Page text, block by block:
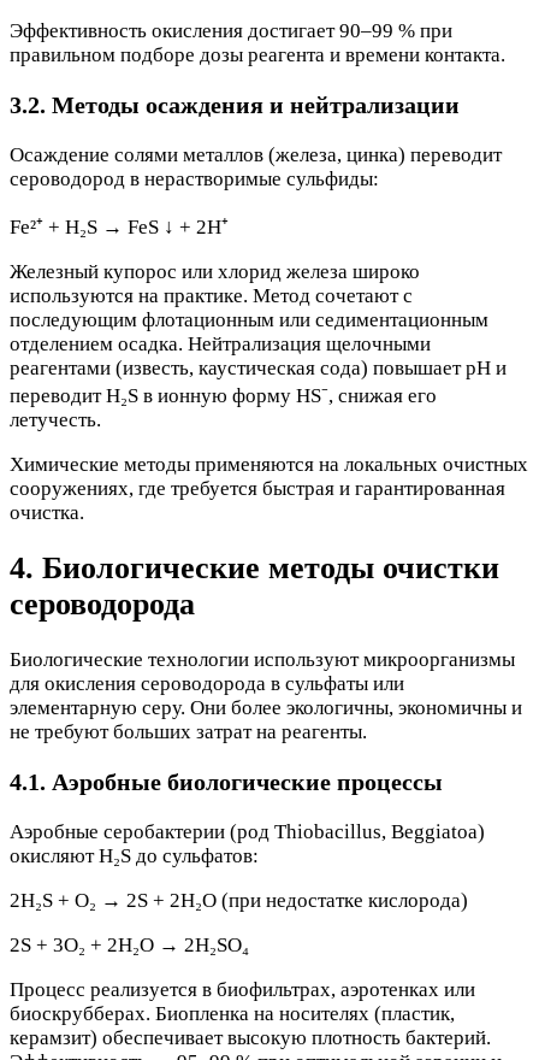
Эффективность окисления достигает 90–99 % при
правильном подборе дозы реагента и времени контакта.
3.2. Методы осаждения и нейтрализации
Осаждение солями металлов (железа, цинка) переводит
сероводород в нерастворимые сульфиды:
Fe²⁺ + H₂S → FeS ↓ + 2H⁺
Железный купорос или хлорид железа широко
используются на практике. Метод сочетают с
последующим флотационным или седиментационным
отделением осадка. Нейтрализация щелочными
реагентами (известь, каустическая сода) повышает pH и
переводит H₂S в ионную форму HS⁻, снижая его
летучесть.
Химические методы применяются на локальных очистных
сооружениях, где требуется быстрая и гарантированная
очистка.
4. Биологические методы очистки
сероводорода
Биологические технологии используют микроорганизмы
для окисления сероводорода в сульфаты или
элементарную серу. Они более экологичны, экономичны и
не требуют больших затрат на реагенты.
4.1. Аэробные биологические процессы
Аэробные серобактерии (род Thiobacillus, Beggiatoa)
окисляют H₂S до сульфатов:
2H₂S + O₂ → 2S + 2H₂O (при недостатке кислорода)
2S + 3O₂ + 2H₂O → 2H₂SO₄
Процесс реализуется в биофильтрах, аэротенках или
биоскрубберах. Биопленка на носителях (пластик,
керамзит) обеспечивает высокую плотность бактерий.